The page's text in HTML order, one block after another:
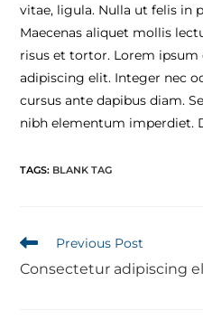
vitae, ligula. Nulla ut felis in
Maecenas aliquet mollis
risus et tortor. Lorem
adipiscing elit. Integer nec
cursus ante dapibus diam.
nibh elementum imperdiet.
TAGS: BLANK TAG
Previous Post
Consectetur adipiscing